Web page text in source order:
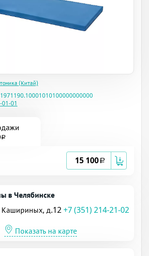
(Китай)
01-01
a
15 100a
в Челябинске
Кашириных, д.12+7 (351) 214-21-02
Показать на карте